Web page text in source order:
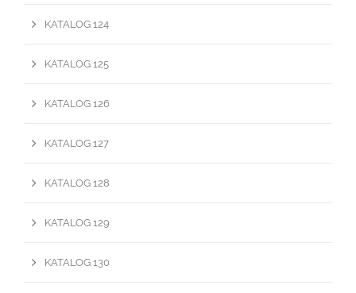
KATALOG 124
KATALOG 125
KATALOG 126
KATALOG 127
KATALOG 128
KATALOG 129
KATALOG 130